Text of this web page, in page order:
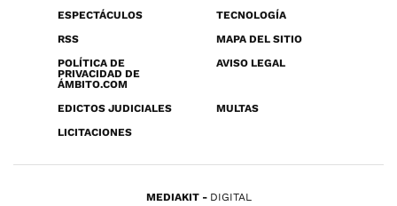
ESPECTÁCULOS
TECNOLOGÍA
RSS
MAPA DEL SITIO
POLÍTICA DE
PRIVACIDAD DE
ÁMBITO.COM
AVISO LEGAL
EDICTOS JUDICIALES
MULTAS
LICITACIONES
MEDIAKIT DIGITAL